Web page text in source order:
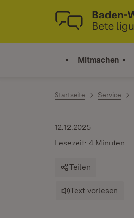
Zum Inhalt springen
Link zur Startseite
Mitmachen
Startseite Service
12.12.2025
Lesezeit: 4 Minuten
Teilen
Text vorlesen